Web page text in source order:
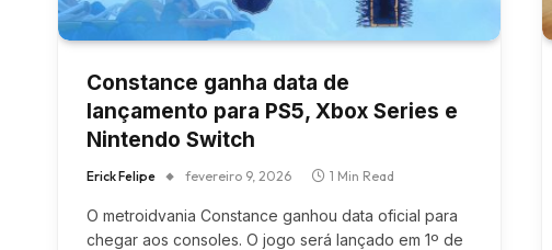
Constance ganha data de
lançamento para PS5, Xbox Series e
Nintendo Switch
Erick Felipe fevereiro 9, 2026 1 Min Read
O metroidvania Constance ganhou data oficial para
chegar aos consoles. O jogo será lançado em 1º de